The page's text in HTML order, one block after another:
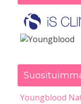
Youngblood